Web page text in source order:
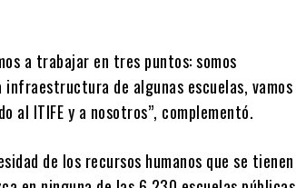
a trabajar en tres puntos: somos
de algunas escuelas, vamos
ITIFE y a nosotros”, complementó.
de los recursos humanos que se tienen